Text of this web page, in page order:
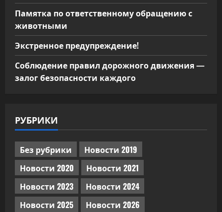
Памятка по ответственному обращению с
животными
Экстренное предупреждение!
Соблюдение правил дорожного движения —
залог безопасности каждого
РУБРИКИ
Без рубрики
Новости 2019
Новости 2020
Новости 2021
Новости 2023
Новости 2024
Новости 2025
Новости 2026